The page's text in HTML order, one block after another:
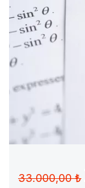
33.000,00 ₺